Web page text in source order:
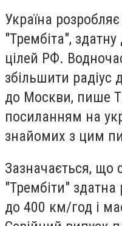
Україна
"Трембіта", здатну
цілей РФ.
збільшити радіус
до Москви, пише
посиланням на
знайомих з цим
Зазначається, що
"Трембіти"
до 400 км/год і